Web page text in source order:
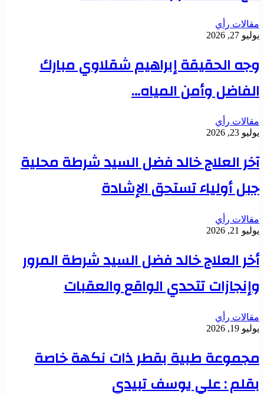
مقالات رأي
يوليو 27, 2026
وجه الحقيقة إبراهيم شقلاوي مبارك
الفاضل وأمن المياه…
مقالات رأي
يوليو 23, 2026
آخر العلاج خالد فضل السيد شرطة محلية
جبل أولياء تستحق الإشادة
مقالات رأي
يوليو 21, 2026
أخر العلاج خالد فضل السيد شرطة المرور
وإنجازات تتحدي الواقع والعقبات
مقالات رأي
يوليو 19, 2026
مجموعة طبية بقطر ذات نكهة خاصة
بقلم : علي يوسف تبيدي